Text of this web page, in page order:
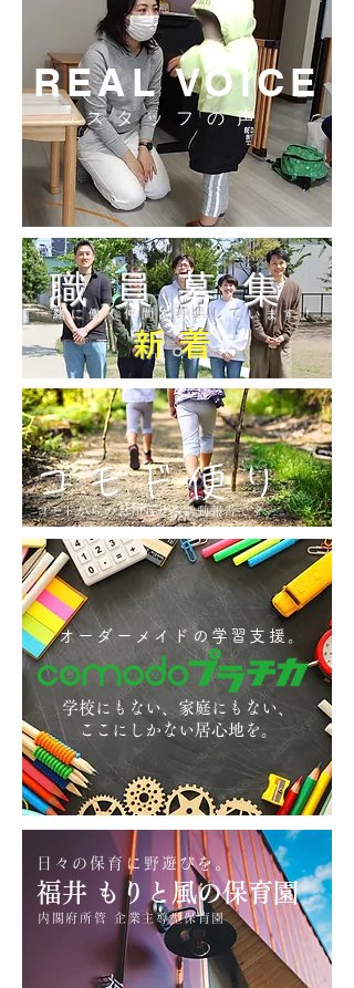
REAL VOICE
スタッフの声
職員募集
​一緒に働く仲間を募集しています！
新着
コモド便り
コモドからのお知らせや活動報告です。
オーダーメイドの学習支援。
学校にもない、家庭にもない、
ここにしかない居心地を。
日々の保育に野遊びを。
福井 もりと風の保育園
内閣府所管 企業主導型保育園